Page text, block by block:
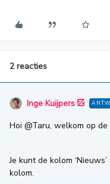
2 reacties
Inge Kuijpers
Hoi @Taru, welkom op de
Je kunt de kolom
kolom.